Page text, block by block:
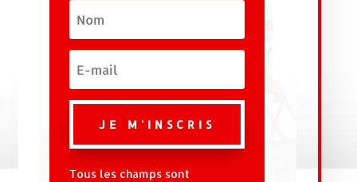
JE M'INSCRIS
Tous les champs sont